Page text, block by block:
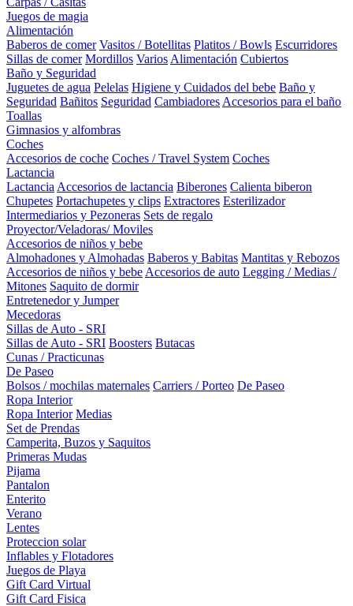
Juegos de magia
Alimentación
Baberos de comer Vasitos / Botellitas Platitos / Bowls Escurridores
Sillas de comer Mordillos Varios Alimentación Cubiertos
Baño y Seguridad
Juguetes de agua Pelelas Higiene y Cuidados del bebe Baño y
Seguridad Bañitos Seguridad Cambiadores Accesorios para el baño
Toallas
Gimnasios y alfombras
Coches
Accesorios de coche Coches / Travel System Coches
Lactancia
Lactancia Accesorios de lactancia Biberones Calienta biberon
Chupetes Portachupetes y clips Extractores Esterilizador
Intermediarios y Pezoneras Sets de regalo
Proyector/Veladoras/ Moviles
Accesorios de niños y bebe
Almohadones y Almohadas Baberos y Babitas Mantitas y Rebozos
Accesorios de niños y bebe Accesorios de auto Legging / Medias /
Mitones Saquito de dormir
Entretenedor y Jumper
Mecedoras
Sillas de Auto - SRI
Sillas de Auto - SRI Boosters Butacas
Cunas / Practicunas
De Paseo
Bolsos / mochilas maternales Carriers / Porteo De Paseo
Ropa Interior
Ropa Interior Medias
Set de Prendas
Camperita, Buzos y Saquitos
Primeras Mudas
Pijama
Pantalon
Enterito
Verano
Lentes
Proteccion solar
Inflables y Flotadores
Juegos de Playa
Gift Card Virtual
Gift Card Fisica